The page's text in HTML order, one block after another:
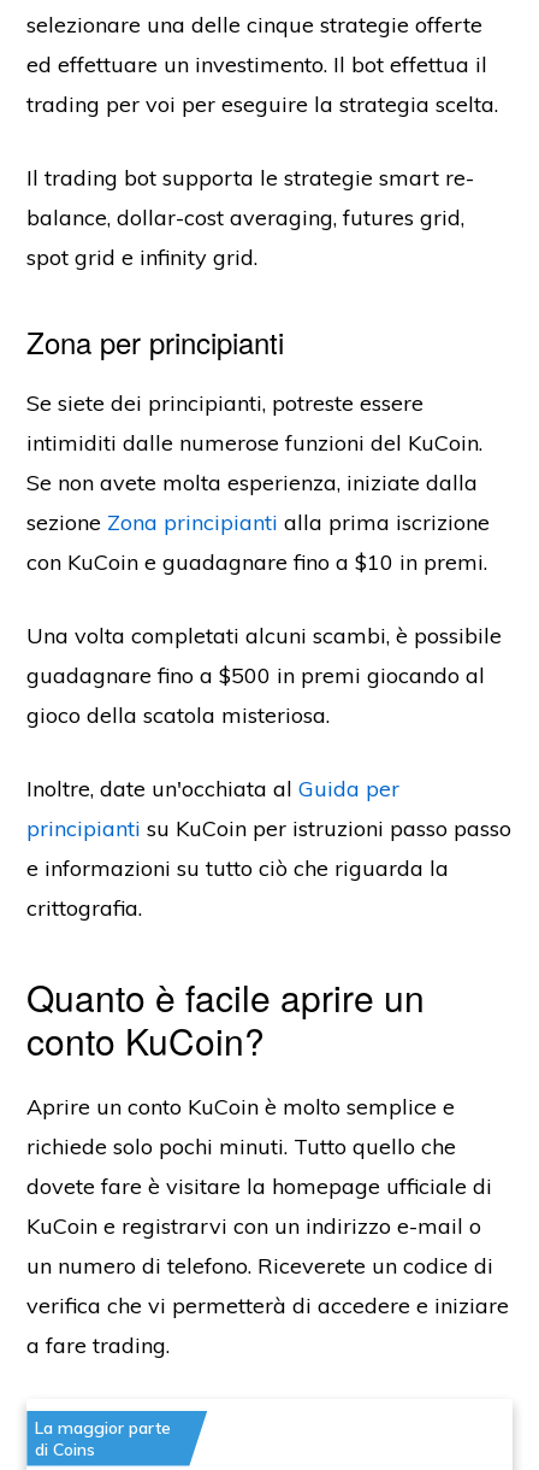
selezionare una delle cinque strategie offerte
ed effettuare un investimento. Il bot effettua il
trading per voi per eseguire la strategia scelta.
Il trading bot supporta le strategie smart re-
balance, dollar-cost averaging, futures grid,
spot grid e infinity grid.
Zona per principianti
Se siete dei principianti, potreste essere
intimiditi dalle numerose funzioni del KuCoin.
Se non avete molta esperienza, iniziate dalla
sezione Zona principianti alla prima iscrizione
con KuCoin e guadagnare fino a $10 in premi.
Una volta completati alcuni scambi, è possibile
guadagnare fino a $500 in premi giocando al
gioco della scatola misteriosa.
Inoltre, date un'occhiata alGuida per
principianti su KuCoin per istruzioni passo passo
e informazioni su tutto ciò che riguarda la
crittografia.
Quanto è facile aprire un
conto KuCoin?
Aprire un conto KuCoin è molto semplice e
richiede solo pochi minuti. Tutto quello che
dovete fare è visitare la homepage ufficiale di
KuCoin e registrarvi con un indirizzo e-mail o
un numero di telefono. Riceverete un codice di
verifica che vi permetterà di accedere e iniziare
a fare trading.
La maggior parte
di Coins